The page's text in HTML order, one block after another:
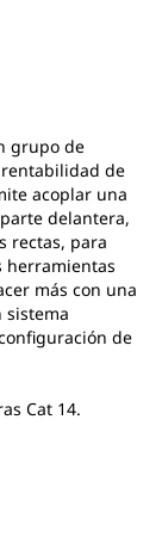
grupo de
de
acoplar una
delantera,
rectas, para
herramientas
más con una
sistema
de
Cat 14.